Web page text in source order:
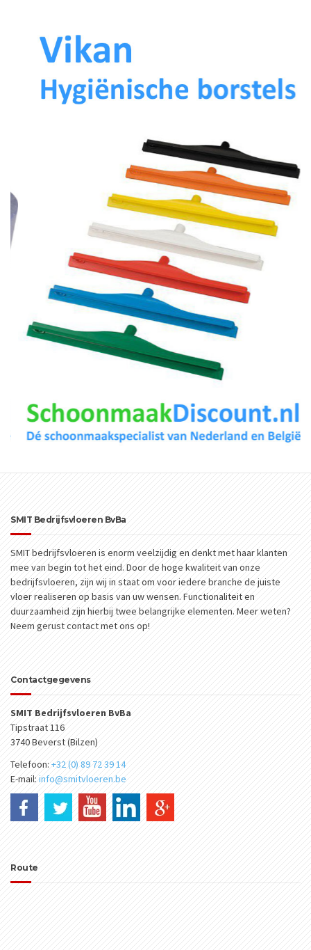
SMIT Bedrijfsvloeren BvBa
SMIT bedrijfsvloeren is enorm veelzijdig en denkt met haar klanten
mee van begin tot het eind. Door de hoge kwaliteit van onze
bedrijfsvloeren, zijn wij in staat om voor iedere branche de juiste
vloer realiseren op basis van uw wensen. Functionaliteit en
duurzaamheid zijn hierbij twee belangrijke elementen. Meer weten?
Neem gerust contact met ons op!
Contactgegevens
SMIT Bedrijfsvloeren BvBa
Tipstraat 116
3740 Beverst (Bilzen)
Telefoon: +32 (0) 89 72 39 14
E-mail: info@smitvloeren.be
Route